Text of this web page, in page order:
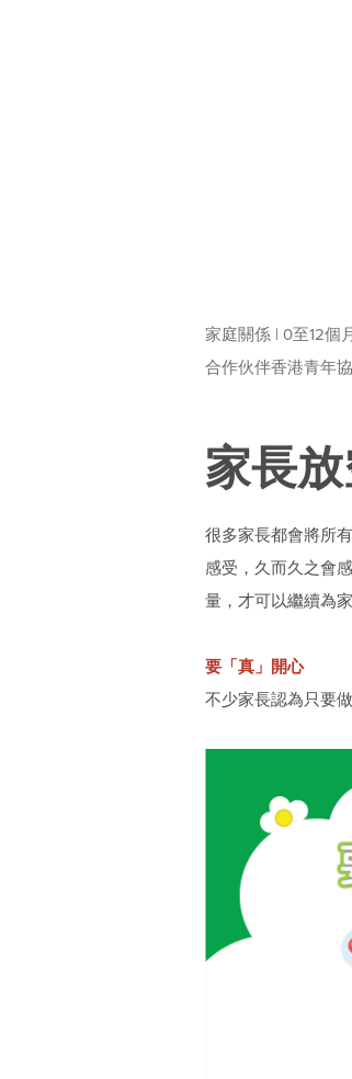
家庭關係 | 0至12個
合作伙伴香港青年
家長
很多家長都會將所
感受，久而久之會
量，才可以繼續為
要「真」開心
不少家長認為只要